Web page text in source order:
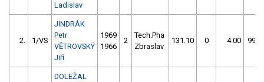
Ladislav
2. 1/VS
JINDRÁK
Petr
VĚTROVSKÝ
Jiří
1969
1966
2
Tech.Pha
Zbraslav
131.10 0 4.00 999
DOLEŽAL